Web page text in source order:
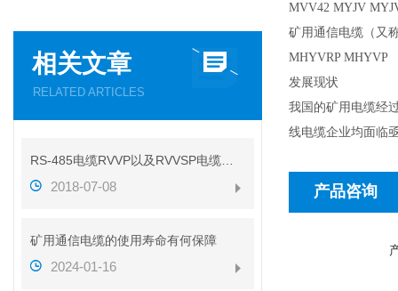
相关文章
RELATED ARTICLES
2018-07-08
矿用通信电缆的使用寿命有何保障
2024-01-16
MVV42 MYJV
矿用通信电缆（又
MHYVRP MHYVP
发展现状
我国的矿用电缆经
线电缆企业均面临
产品咨询